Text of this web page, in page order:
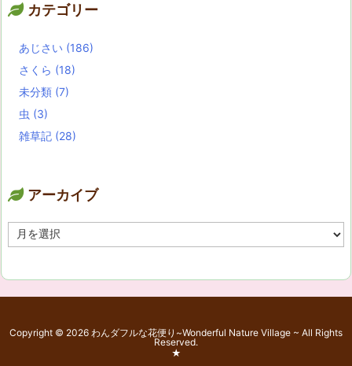
カテゴリー
あじさい (186)
さくら (18)
未分類 (7)
虫 (3)
雑草記 (28)
アーカイブ
ー
Copyright © 2026 わんダフルな花便り~Wonderful Nature Village ~ All Rights
Reserved.
★